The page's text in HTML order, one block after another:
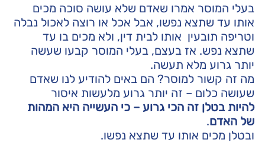
בעלי המוסר אמרו שאדם שלא עושה סוכה מכים
אותו עד שתצא נפשו, אבל אכל או רוצה לאכול נבלה
וטריפה תובעין אותו לבית דין, ולא מכים בו עד
שתצא נפש. אז בעצם, בעלי המוסר קבעו שעשה
יותר גרוע מלא תעשה.
מה זה קשור למוסר? הם באים להודיע לנו שאדם
שעושה כלום – זה יותר גרוע מלעשות איסור
להיות בטלן זה הכי גרוע – כי העשייה היא המהות
של האדם.
ובטלן מכים אותו עד שתצא נפשו.